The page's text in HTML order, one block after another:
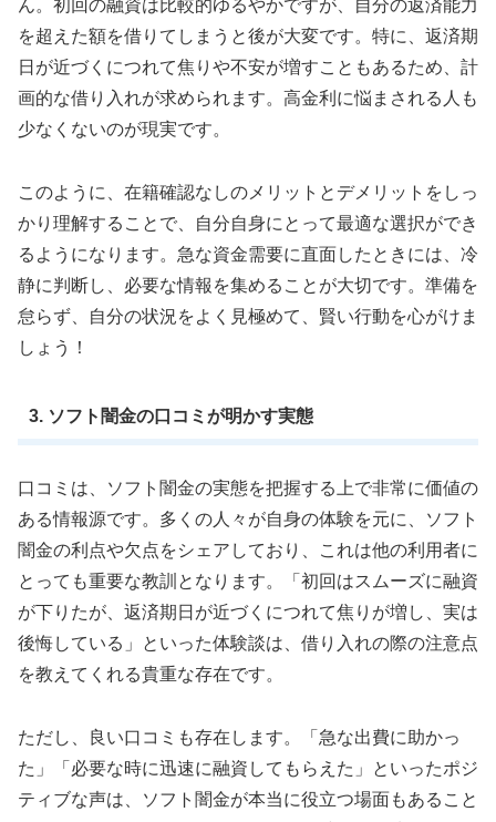
ん。初回の融資は比較的ゆるやかですが、自分の返済能力
を超えた額を借りてしまうと後が大変です。特に、返済期
日が近づくにつれて焦りや不安が増すこともあるため、計
画的な借り入れが求められます。高金利に悩まされる人も
少なくないのが現実です。
このように、在籍確認なしのメリットとデメリットをしっ
かり理解することで、自分自身にとって最適な選択ができ
るようになります。急な資金需要に直面したときには、冷
静に判断し、必要な情報を集めることが大切です。準備を
怠らず、自分の状況をよく見極めて、賢い行動を心がけま
しょう！
3. ソフト闇金の口コミが明かす実態
口コミは、ソフト闇金の実態を把握する上で非常に価値の
ある情報源です。多くの人々が自身の体験を元に、ソフト
闇金の利点や欠点をシェアしており、これは他の利用者に
とっても重要な教訓となります。「初回はスムーズに融資
が下りたが、返済期日が近づくにつれて焦りが増し、実は
後悔している」といった体験談は、借り入れの際の注意点
を教えてくれる貴重な存在です。
ただし、良い口コミも存在します。「急な出費に助かっ
た」「必要な時に迅速に融資してもらえた」といったポジ
ティブな声は、ソフト闇金が本当に役立つ場面もあること